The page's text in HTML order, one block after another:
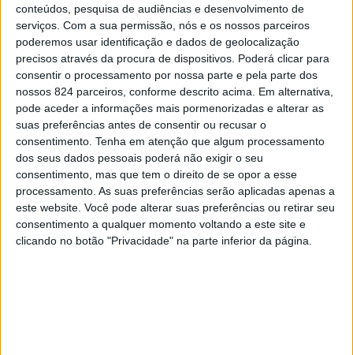
conteúdos, pesquisa de audiências e desenvolvimento de
serviços. Com a sua permissão, nós e os nossos parceiros
poderemos usar identificação e dados de geolocalização
precisos através da procura de dispositivos. Poderá clicar para
consentir o processamento por nossa parte e pela parte dos
nossos 824 parceiros, conforme descrito acima. Em alternativa,
pode aceder a informações mais pormenorizadas e alterar as
suas preferências antes de consentir ou recusar o
consentimento. Tenha em atenção que algum processamento
dos seus dados pessoais poderá não exigir o seu
consentimento, mas que tem o direito de se opor a esse
processamento. As suas preferências serão aplicadas apenas a
este website. Você pode alterar suas preferências ou retirar seu
consentimento a qualquer momento voltando a este site e
clicando no botão "Privacidade" na parte inferior da página.
Valter Cardoso e Hugo Mesquita terminam em sexto
no Rali de Fafe